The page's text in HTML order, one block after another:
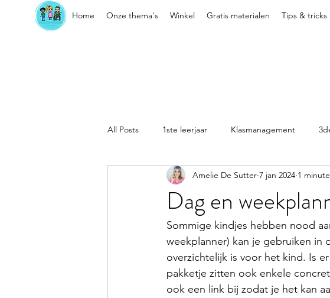
Home Onze thema's Winkel Gratis materialen Tips & tricks
All Posts 1ste leerjaar Klasmanagement
Sociaal-emotionele vaardigheden 4de leerjaar
Klasorganisatie Klasthema's en
Dag en
Amelie De Sutter 7 jan 2024 1
Sommige kindjes hebben nood
weekplanner) kan je gebruiken in
overzichtelijk is voor het kind. Is
pakketje zitten ook enkele
ook een link bij zodat je het kan